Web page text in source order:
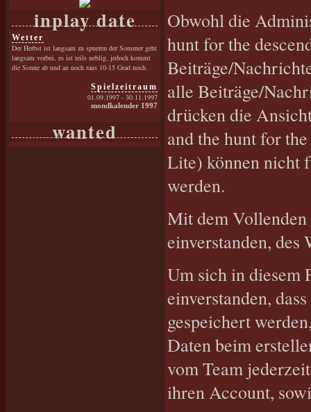
inplay date
Wetter
Der Herbst ist langsam zu spueren der Sommer geht
langsam vorbei, es ist teils neblig, jedoch kommt
die Sonne ab und an noch raus 10-15 Grad noch.
Spielzeitraum
01.09.1997 - 30.11.1997
mondkalender 1997
wanted
Obwohl die
hunt for the
Beiträge/
alle Beiträge/
drücken die
and the hunt for
Lite) können nicht
werden.
Mit dem
einverstanden, des
Um sich in diesem
einverstanden,
gespeichert
Daten beim
vom Team
ihren Account,